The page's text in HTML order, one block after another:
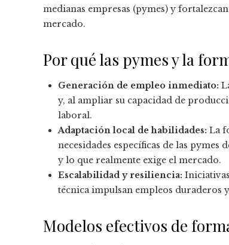
medianas empresas (pymes) y
mercado.
Por qué las pymes y la
Generación de empleo inmediato:
y, al ampliar su capacidad de
laboral.
Adaptación local de habilidades: La
necesidades específicas de las
y lo que realmente exige el mercado.
Escalabilidad y resiliencia:
técnica impulsan empleos duraderos
Modelos efectivos de